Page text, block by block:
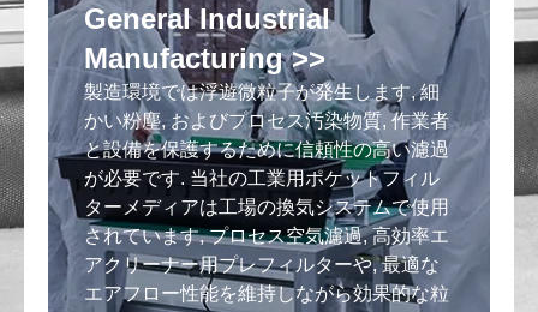
General Industrial
Manufacturing >>
製造環境では浮遊微粒子が発生します, 細
かい粉塵, およびプロセス汚染物質, 作業者
と設備を保護するために信頼性の高い濾過
が必要です. 当社の工業用ポケットフィル
ターメディアは工場の換気システムで使用
されています, プロセス空気濾過, 高効率エ
アクリーナー用プレフィルターや, 最適な
エアフロー性能を維持しながら効果的な粒